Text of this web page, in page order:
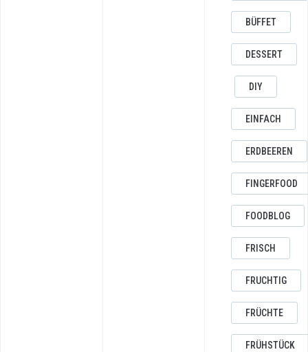
BÜFFET
DESSERT
DIY
EINFACH
ERDBEEREN
FINGERFOOD
FOODBLOG
FRISCH
FRUCHTIG
FRÜCHTE
FRÜHSTÜCK